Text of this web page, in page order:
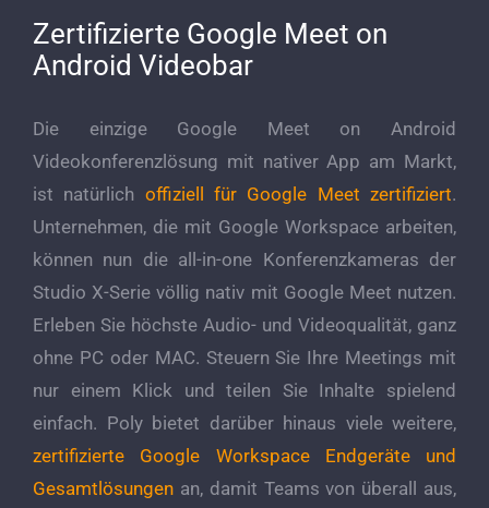
Zertifizierte Google Meet on
Android Videobar
Die einzige Google Meet on Android
Videokonferenzlösung mit nativer App am Markt,
ist natürlich offiziell für Google Meet zertifiziert.
Unternehmen, die mit Google Workspace arbeiten,
können nun die all-in-one Konferenzkameras der
Studio X-Serie völlig nativ mit Google Meet nutzen.
Erleben Sie höchste Audio- und Videoqualität, ganz
ohne PC oder MAC. Steuern Sie Ihre Meetings mit
nur einem Klick und teilen Sie Inhalte spielend
einfach. Poly bietet darüber hinaus viele weitere,
zertifizierte Google Workspace Endgeräte und
Gesamtlösungen an, damit Teams von überall aus,